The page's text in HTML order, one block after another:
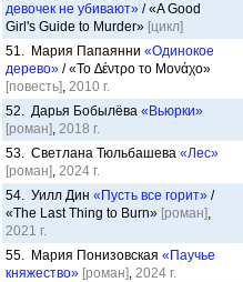
девочек не убивают» / «A Good
Girl's Guide to Murder» [цикл]
51. Мария Папаянни «Одинокое
дерево» / «Το ∆έντρο το Μονάχο»
[повесть], 2010 г.
52. Дарья Бобылёва «Вьюрки»
[роман], 2018 г.
53. Светлана Тюльбашева «Лес»
[роман], 2024 г.
54. Уилл Дин «Пусть все горит» /
«The Last Thing to Burn» [роман],
2021 г.
55. Мария Понизовская «Паучье
княжество» [роман], 2024 г.